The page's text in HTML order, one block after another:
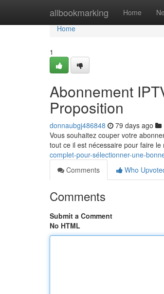
allbookmarking Home
Home
Home
1
Abonnement
Proposition
donnaubgj486848 79 days ago
Vous souhaitez couper votre
tout ce il est nécessaire pour faire le
complet-pour-sélectionner-une-
Comments
Who
Comments
Submit a Comment
No HTML